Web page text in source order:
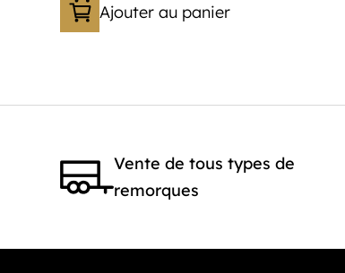
Ajouter au panier
Vente de tous types de
remorques